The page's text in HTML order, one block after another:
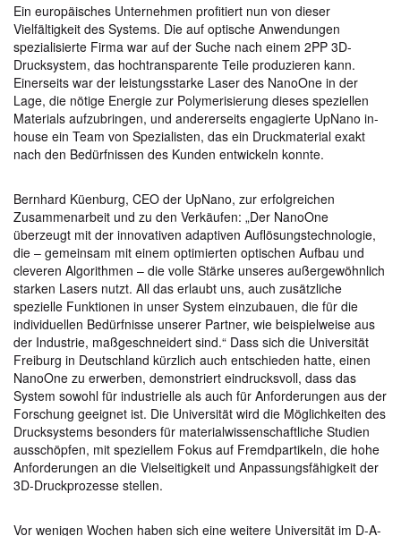
Ein europäisches Unternehmen profitiert nun von dieser
Vielfältigkeit des Systems. Die auf optische Anwendungen
spezialisierte Firma war auf der Suche nach einem 2PP 3D-
Drucksystem, das hochtransparente Teile produzieren kann.
Einerseits war der leistungsstarke Laser des NanoOne in der
Lage, die nötige Energie zur Polymerisierung dieses speziellen
Materials aufzubringen, und andererseits engagierte UpNano in-
house ein Team von Spezialisten, das ein Druckmaterial exakt
nach den Bedürfnissen des Kunden entwickeln konnte.
Bernhard Küenburg, CEO der UpNano, zur erfolgreichen
Zusammenarbeit und zu den Verkäufen: „Der NanoOne
überzeugt mit der innovativen adaptiven Auflösungstechnologie,
die – gemeinsam mit einem optimierten optischen Aufbau und
cleveren Algorithmen – die volle Stärke unseres außergewöhnlich
starken Lasers nutzt. All das erlaubt uns, auch zusätzliche
spezielle Funktionen in unser System einzubauen, die für die
individuellen Bedürfnisse unserer Partner, wie beispielweise aus
der Industrie, maßgeschneidert sind.“ Dass sich die Universität
Freiburg in Deutschland kürzlich auch entschieden hatte, einen
NanoOne zu erwerben, demonstriert eindrucksvoll, dass das
System sowohl für industrielle als auch für Anforderungen aus der
Forschung geeignet ist. Die Universität wird die Möglichkeiten des
Drucksystems besonders für materialwissenschaftliche Studien
ausschöpfen, mit speziellem Fokus auf Fremdpartikeln, die hohe
Anforderungen an die Vielseitigkeit und Anpassungsfähigkeit der
3D-Druckprozesse stellen.
Vor wenigen Wochen haben sich eine weitere Universität im D-A-